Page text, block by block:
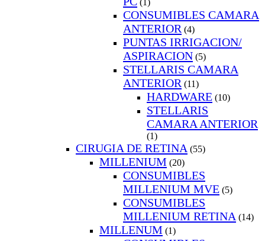
(1)
CONSUMIBLES CAMARA
ANTERIOR (4)
PUNTAS IRRIGACION/
ASPIRACION (5)
STELLARIS CAMARA
ANTERIOR (11)
HARDWARE (10)
STELLARIS
CAMARA ANTERIOR
(1)
CIRUGIA DE RETINA (55)
MILLENIUM (20)
CONSUMIBLES
MILLENIUM MVE (5)
CONSUMIBLES
MILLENIUM RETINA (14)
MILLENUM (1)